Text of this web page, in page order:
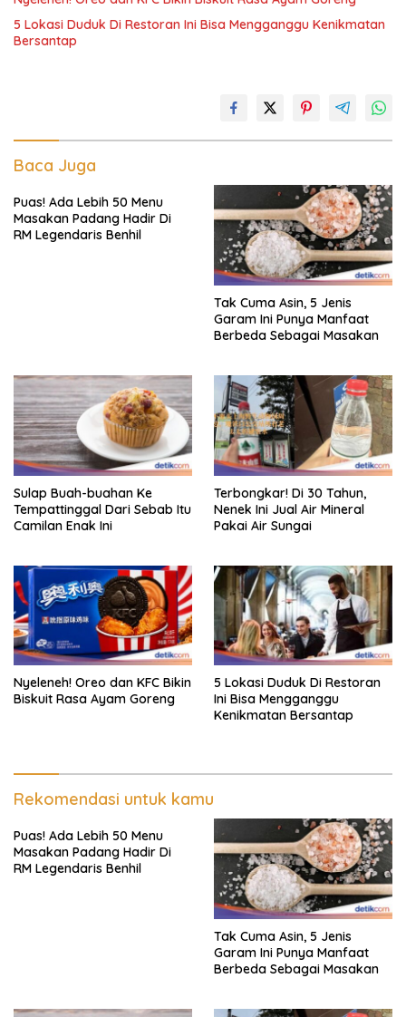
5 Lokasi Duduk Di Restoran Ini Bisa Mengganggu Kenikmatan
Bersantap
Baca Juga
Puas! Ada Lebih 50 Menu
Masakan Padang Hadir Di
RM Legendaris Benhil
Tak Cuma Asin, 5 Jenis
Garam Ini Punya Manfaat
Berbeda Sebagai Masakan
Sulap Buah-buahan Ke
Tempattinggal Dari Sebab Itu
Camilan Enak Ini
Terbongkar! Di 30 Tahun,
Nenek Ini Jual Air Mineral
Pakai Air Sungai
Nyeleneh! Oreo dan KFC Bikin
Biskuit Rasa Ayam Goreng
5 Lokasi Duduk Di Restoran
Ini Bisa Mengganggu
Kenikmatan Bersantap
Rekomendasi untuk kamu
Puas! Ada Lebih 50 Menu
Masakan Padang Hadir Di
RM Legendaris Benhil
Tak Cuma Asin, 5 Jenis
Garam Ini Punya Manfaat
Berbeda Sebagai Masakan